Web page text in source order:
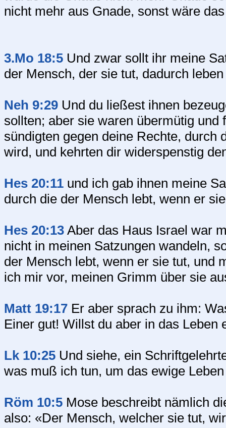
nicht mehr aus Gnade, sonst wäre
3.Mo 18:5 Und zwar sollt ihr meine
der Mensch, der sie tut, dadurch
Neh 9:29 Und du ließest ihnen
sollten; aber sie waren übermütig und
sündigten gegen deine Rechte, durch
wird, und kehrten dir widerspenstig
Hes 20:11 und ich gab ihnen meine
durch die der Mensch lebt, wenn er
Hes 20:13 Aber das Haus Israel war
nicht in meinen Satzungen wandeln,
der Mensch lebt, wenn er sie tut, und
ich mir vor, meinen Grimm über sie
Matt 19:17 Er aber sprach zu ihm:
Einer gut! Willst du aber in das Leben
Lk 10:25 Und siehe, ein
was muß ich tun, um das ewige
Röm 10:5 Mose beschreibt nämlich
also: «Der Mensch, welcher sie tut,